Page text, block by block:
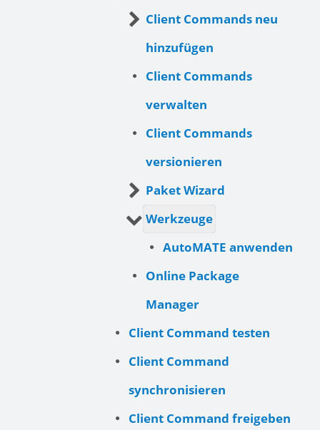
Client Commands neu
hinzufügen
Client Commands
verwalten
Client Commands
versionieren
Paket Wizard
Werkzeuge
AutoMATE anwenden
Online Package
Manager
Client Command testen
Client Command
synchronisieren
Client Command freigeben